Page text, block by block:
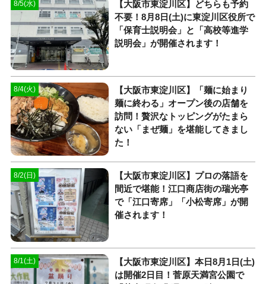
8/5(水)
【大阪市東淀川区】どちらも予約
不要！8月8日(土)に東淀川区役所で
「保育士説明会」と「高校等進学
説明会」が開催されます！
8/4(火)
【大阪市東淀川区】「麺に始まり
麺に終わる」オープン後の店舗を
訪問！贅沢なトッピングがたまら
ない「まぜ麺」を堪能してきまし
た！
8/2(日)
【大阪市東淀川区】プロの落語を
間近で堪能！江口商店街の瑞光亭
で「江口寄席」「小松寄席」が開
催されます！
8/1(土)
【大阪市東淀川区】本日8月1日(土)
は開催2日目！菅原天満宮公園で